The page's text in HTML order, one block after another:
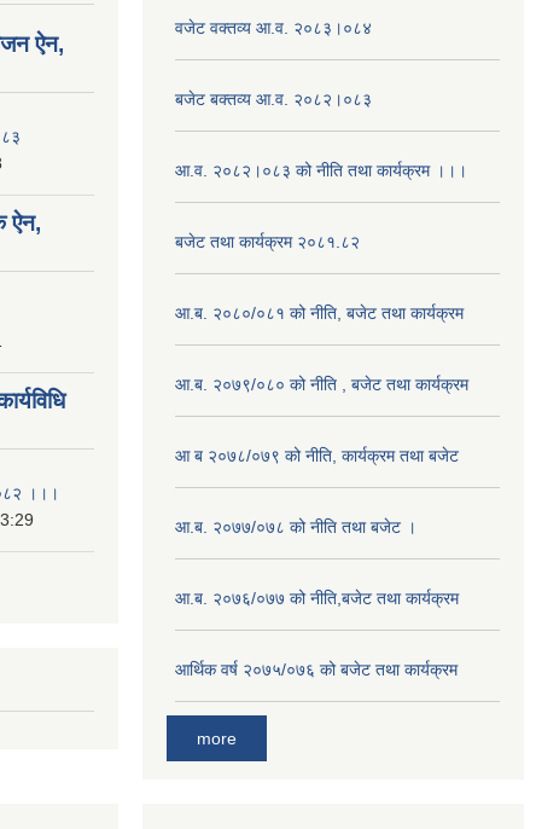
ऐन,
ऐन,
।।।
वजेट वक्तव्य आ.व. २०८३।०८४
बजेट बक्तव्य आ.व. २०८२।०८३
आ.व. २०८२।०८३ को नीति तथा कार्यक्रम ।।।
बजेट तथा कार्यक्रम २०८१.८२
आ.ब. २०८०/०८१ को नीति, बजेट तथा कार्यक्रम
आ.ब. २०७९/०८० को नीति , बजेट तथा कार्यक्रम
आ ब २०७८/०७९ को नीति, कार्यक्रम तथा बजेट
आ.ब. २०७७/०७८ को नीति तथा बजेट ।
आ.ब. २०७६/०७७ को नीति,बजेट तथा कार्यक्रम
आर्थिक वर्ष २०७५/०७६ को बजेट तथा कार्यक्रम
more